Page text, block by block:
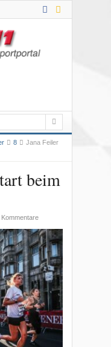
8
Jana Feiler
beim
Kommentare